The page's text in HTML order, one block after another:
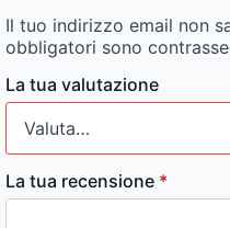
Il tuo indirizzo email non
obbligatori sono
La tua valutazione
La tua recensione *